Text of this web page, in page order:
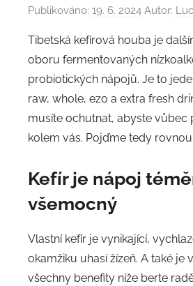
Publikováno: 19. 6. 2024 Autor:
Tibetská kefírová houba je
oboru fermentovaných
probiotických nápojů. Je to
raw, whole, ezo a extra fresh
musíte ochutnat, abyste vůbec
kolem vás. Pojďme tedy rovnou
Kefír je nápoj
všemocný
Vlastní kefír je vynikající,
okamžiku uhasí žízeň. A také je
všechny benefity níže berte